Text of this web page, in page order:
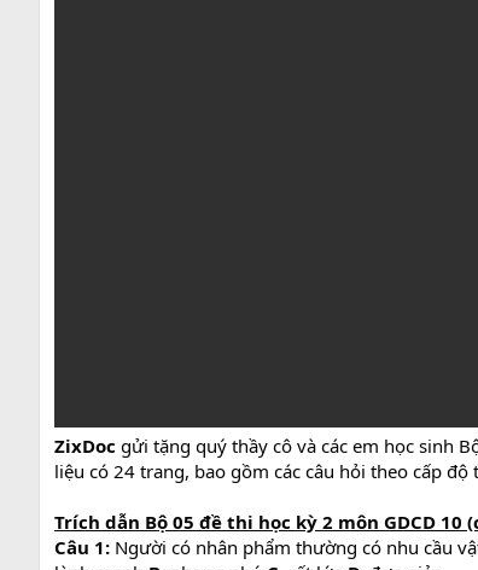
ZixDoc gửi tặng quý thầy cô và các em học sinh
liệu có 24 trang, bao gồm các câu hỏi theo cấp
Trích dẫn Bộ 05 đề thi học kỳ 2 môn GDCD 10
Câu 1: Người có nhân phẩm thường có nhu cầu